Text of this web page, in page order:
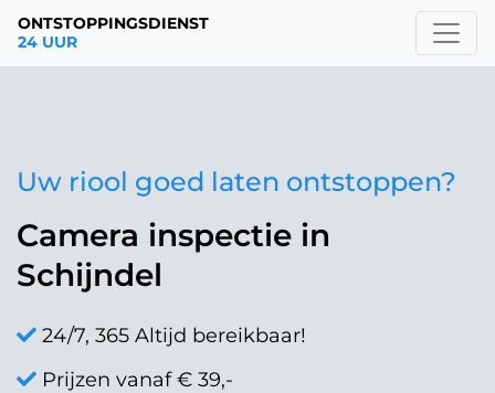
ONTSTOPPINGSDIENST
24 UUR
Uw riool goed laten ontstoppen?
Camera inspectie in
Schijndel
24/7, 365 Altijd bereikbaar!
Prijzen vanaf € 39,-